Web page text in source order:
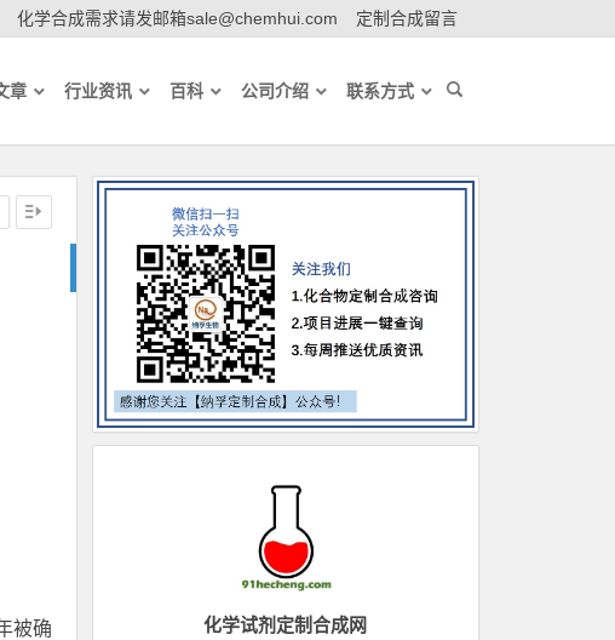
化学合成需求请发邮箱sale@chemhui.com 定制合成留言
章 行业资讯 百科 公司介绍 联系方式
被确
化学试剂定制合成网